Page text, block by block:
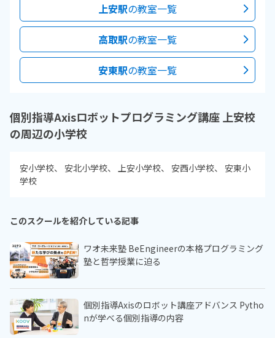
上安駅の教室一覧
高取駅の教室一覧
安東駅の教室一覧
個別指導Axisロボットプログラミング講座 上安校
の周辺の小学校
安小学校 安北小学校 上安小学校 安西小学校
安東小
学校
このスクールを紹介している記事
ワオ未来塾 BeEngineerの本格プログラミング
塾と哲学授業に迫る
個別指導Axisのロボット講座アドバンス Pytho
nが学べる個別指導の内容